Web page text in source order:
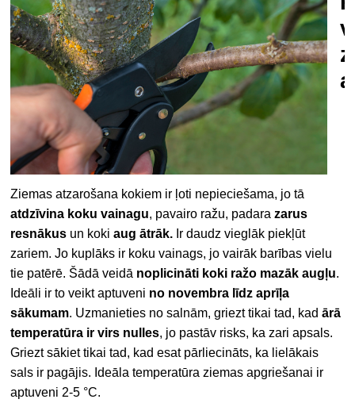
Ziemas atzarošana kokiem ir ļoti nepieciešama, jo tā
atdzīvina koku vainagu, pavairo ražu, padarazarus
resnākus un kokiaug ātrāk. Ir daudz vieglāk piekļūt
zariem. Jo kuplāks ir koku vainags, jo vairāk barības vielu
tie patērē. Šādā veidā noplicināti koki ražo mazāk augļu.
Ideāli ir to veikt aptuveni no novembra līdz aprīļa
sākumam. Uzmanieties no salnām, griezt tikai tad, kadārā
temperatūra ir virs nulles, jo pastāv risks, ka zari apsals.
Griezt sākiet tikai tad, kad esat pārliecināts, ka lielākais
sals ir pagājis. Ideāla temperatūra ziemas apgriešanai ir
aptuveni 2-5 °C.